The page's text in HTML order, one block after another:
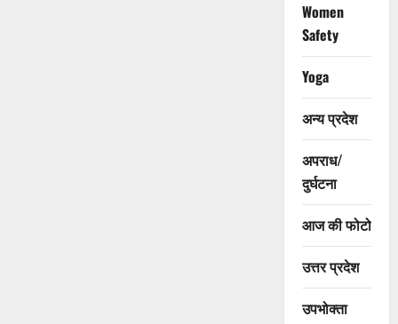
Women
Safety
Yoga
अन्य प्रदेश
अपराध/
दुर्घटना
आज की फोटो
उत्तर प्रदेश
उपभोक्ता